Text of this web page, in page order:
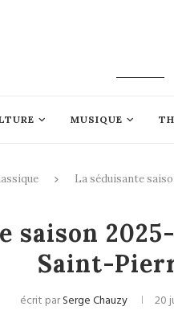
MUSIQUE
La séduisante
saison
Saint-
écrit parSerge Chauzy 20